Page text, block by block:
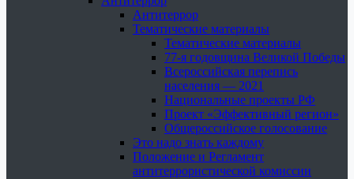
Антитеррор
Тематические материалы
Тематические материалы
77-я годовщина Великой Победы
Всероссийская перепись
населения — 2021
Национальные проекты РФ
Проект «Эффективный регион»
Общероссийское голосование
Это надо знать каждому
Положение и Регламент
антитеррористической комиссии